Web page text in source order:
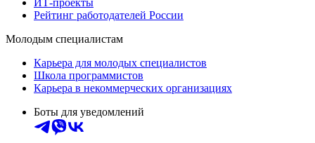
ИТ-проекты
Рейтинг работодателей России
Молодым специалистам
Карьера для молодых специалистов
Школа программистов
Карьера в некоммерческих организациях
Боты для уведомлений